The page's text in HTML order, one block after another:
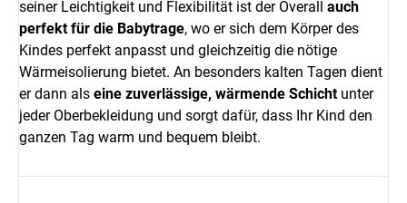
seiner Leichtigkeit und Flexibilität ist der Overall auch
perfekt für die Babytrage, wo er sich dem Körper des
Kindes perfekt anpasst und gleichzeitig die nötige
Wärmeisolierung bietet. An besonders kalten Tagen dient
er dann als eine zuverlässige, wärmende Schichtunter
jeder Oberbekleidung und sorgt dafür, dass Ihr Kind den
ganzen Tag warm und bequem bleibt.